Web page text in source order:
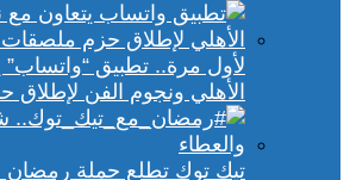
لأول مرة.. تطبيق “واتساب”
الأهلي ونجوم الفن
تيك توك تطلع حملة